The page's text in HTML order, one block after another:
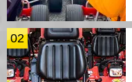
02